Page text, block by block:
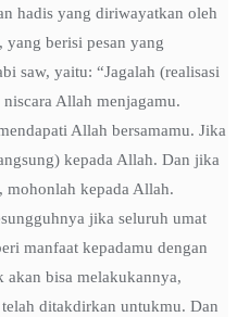
hadis yang diriwayatkan oleh
yang berisi pesan yang
saw, yaitu: “Jagalah (realisasi
Allah menjagamu.
Allah bersamamu. Jika
kepada Allah. Dan jika
mohonlah kepada Allah.
jika seluruh umat
manfaat kepadamu dengan
akan bisa melakukannya,
ditakdirkan untukmu. Dan